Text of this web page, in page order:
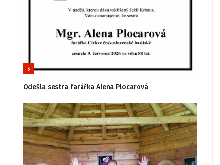
5
Odešla sestra farářka Alena Plocarová